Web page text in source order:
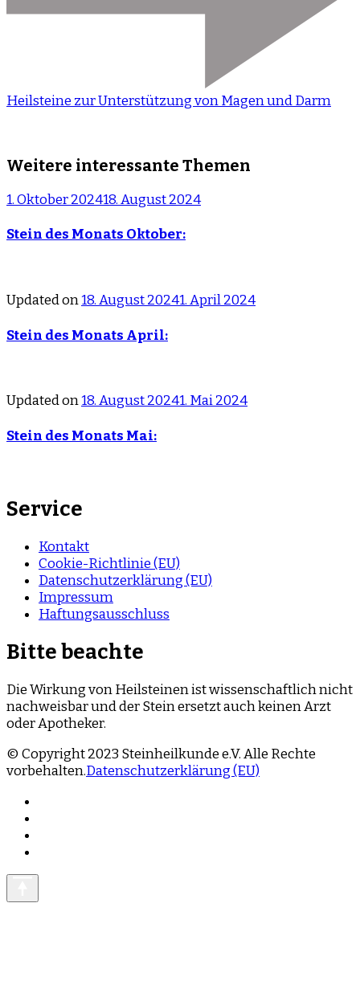
Heilsteine zur Unterstützung von Magen und Darm
Weitere interessante Themen
1. Oktober 202418. August 2024
Stein des Monats Oktober:
Updated on18. August 20241. April 2024
Stein des Monats April:
Updated on18. August 20241. Mai 2024
Stein des Monats Mai:
Service
Kontakt
Cookie-Richtlinie (EU)
Datenschutzerklärung (EU)
Impressum
Haftungsausschluss
Bitte beachte
Die Wirkung von Heilsteinen ist wissenschaftlich nicht
nachweisbar und der Stein ersetzt auch keinen Arzt
oder Apotheker.
© Copyright 2023 Steinheilkunde e.V. Alle Rechte
vorbehalten.Datenschutzerklärung (EU)